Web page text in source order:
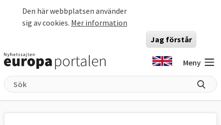
Den här webbplatsen använder
sig av cookies. Mer information
Jag förstår
Meny